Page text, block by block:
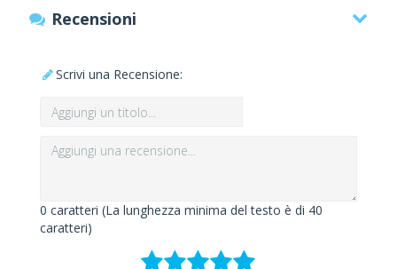
Recensioni
Scrivi una Recensione:
0 caratteri (La lunghezza minima del testo è di 40
caratteri)